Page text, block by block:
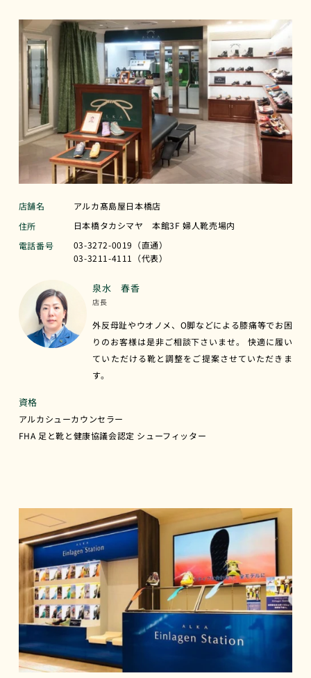
店舗名
アルカ髙島屋日本橋店
住所
日本橋タカシマヤ 本館3F 婦人靴売場内
電話番号
03-3272-0019（直通）
03-3211-4111（代表）
泉水 春香
店長
外反母趾やウオノメ、O脚などによる膝痛等でお困
りのお客様は是非ご相談下さいませ。 快適に履い
ていただける靴と調整をご提案させていただきま
す。
資格
アルカシューカウンセラー
FHA 足と靴と健康協議会認定 シューフィッター